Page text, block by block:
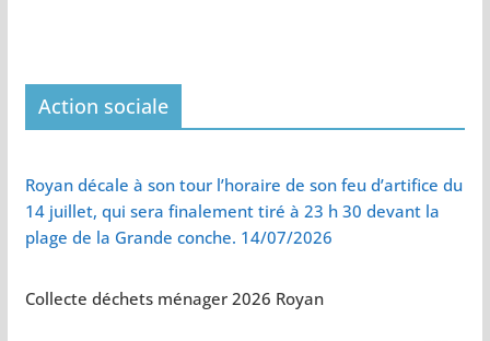
pelouse de 12h à 16h à partir du
7 juin
Naissance exceptionnelle de
Vol de deux bébés primates
tamarins empereurs au zoo de
La Palmyre
Action sociale
Royan décale à son tour l’horaire de son feu d’artifice du
14 juillet, qui sera finalement tiré à 23 h 30 devant la
plage de la Grande conche. 14/07/2026
Collecte déchets ménager 2026 Royan